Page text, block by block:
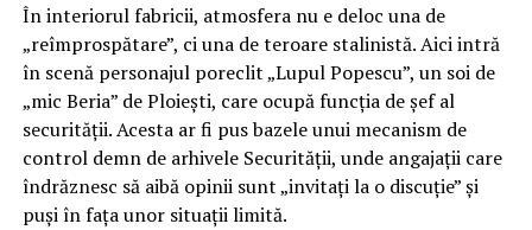
În interiorul fabricii, atmosfera nu e deloc una de
„reîmprospătare”, ci una de teroare stalinistă. Aici intră
în scenă personajul poreclit „Lupul Popescu”, un soi de
„mic Beria” de Ploiești, care ocupă funcția de șef al
securității. Acesta ar fi pus bazele unui mecanism de
control demn de arhivele Securității, unde angajații care
îndrăznesc să aibă opinii sunt „invitați la o discuție” și
puși în fața unor situații limită.